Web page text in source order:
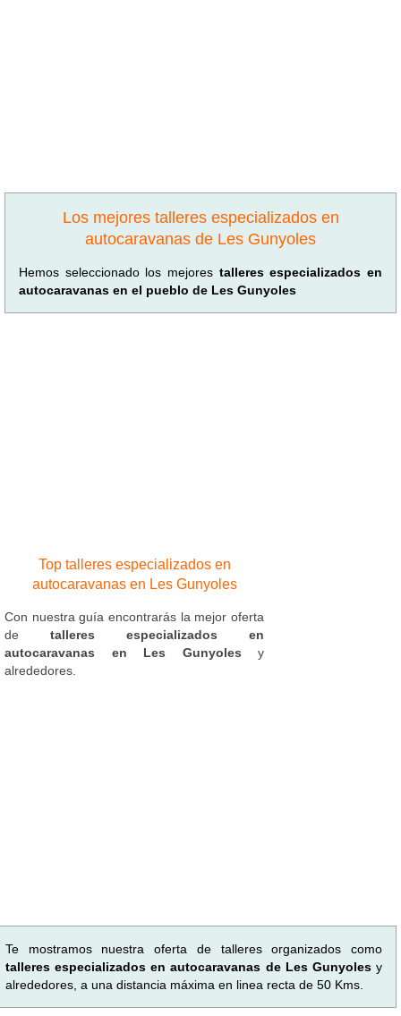
Los mejores talleres especializados en
autocaravanas de Les Gunyoles
Hemos seleccionado los mejores talleres especializados en
autocaravanas en el pueblo de Les Gunyoles
Top talleres especializados en
autocaravanas en Les Gunyoles
Con nuestra guía encontrarás la mejor oferta
de talleres especializados en
autocaravanas en Les Gunyoles y
alrededores.
Te mostramos nuestra oferta de talleres organizados como
talleres especializados en autocaravanas de Les Gunyolesy
alrededores, a una distancia máxima en linea recta de 50 Kms.